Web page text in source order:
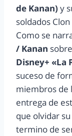
de Kanan) y
soldados
Como se
/ Kanan
Disney+ «La
suceso de
miembros de
entrega de
que olvidar
termino de